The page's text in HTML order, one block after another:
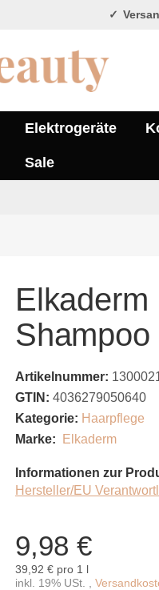
Elektrogeräte
Sale
Shampoo
Artikelnummer:
GTIN: 4036279050640
Kategorie: Haarpflege
Marke:
Elkaderm
Informationen zur
Hersteller/EU
9,98 €
39,92 € pro 1 l
inkl. 19% USt. ,